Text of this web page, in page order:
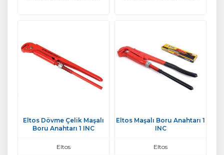
Eltos Dövme Çelik Maşalı
Boru Anahtarı 1 INC
Eltos
Eltos Maşalı Boru Anahtarı 1
INC
Eltos